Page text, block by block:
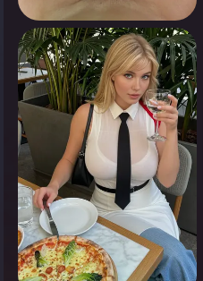
0
Appuyez pour voir